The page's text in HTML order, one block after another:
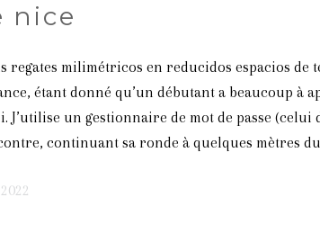
nice
milimétricos en reducidos espacios
étant donné qu’un débutant a beaucoup à
un gestionnaire de mot de passe
continuant sa ronde à quelques mètres